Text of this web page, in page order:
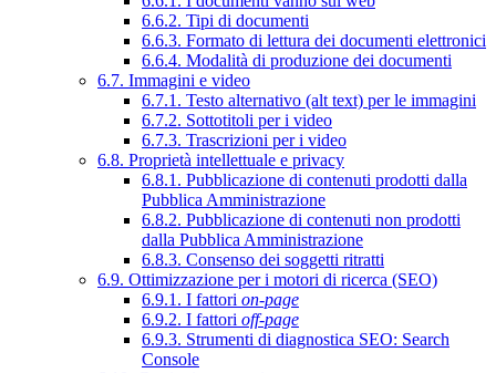
6.6.2. Tipi di documenti
6.6.3. Formato di lettura dei documenti elettronici
6.6.4. Modalità di produzione dei documenti
6.7. Immagini e video
6.7.1. Testo alternativo (alt text) per le immagini
6.7.2. Sottotitoli per i video
6.7.3. Trascrizioni per i video
6.8. Proprietà intellettuale e privacy
6.8.1. Pubblicazione di contenuti prodotti dalla
Pubblica Amministrazione
6.8.2. Pubblicazione di contenuti non prodotti
dalla Pubblica Amministrazione
6.8.3. Consenso dei soggetti ritratti
6.9. Ottimizzazione per i motori di ricerca (SEO)
6.9.1. I fattori on-page
6.9.2. I fattori off-page
6.9.3. Strumenti di diagnostica SEO: Search
Console